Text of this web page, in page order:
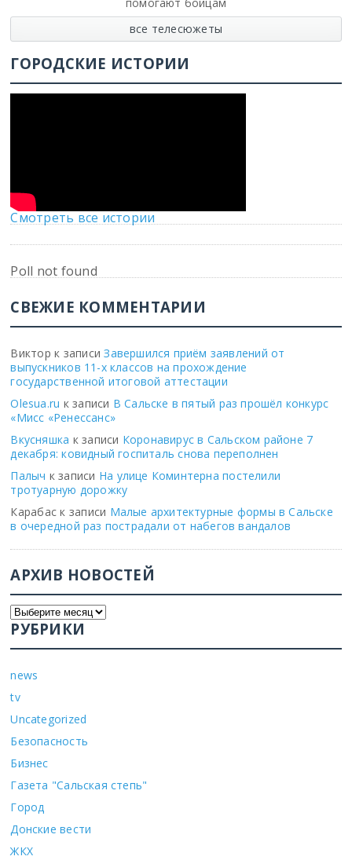
все телесюжеты
ГОРОДСКИЕ ИСТОРИИ
Смотреть все истории
Poll not found
СВЕЖИЕ КОММЕНТАРИИ
Виктор к записиЗавершился приём заявлений от
выпускников 11-х классов на прохождение
государственной итоговой аттестации
Olesua.ru к записи В Сальске в пятый раз прошёл конкурс
«Мисс «Ренессанс»
Вкусняшка к записи Коронавирус в Сальском районе 7
декабря: ковидный госпиталь снова переполнен
Палыч к записи На улице Коминтерна постелили
тротуарную дорожку
Карабас к записи Малые архитектурные формы в Сальске
в очередной раз пострадали от набегов вандалов
АРХИВ НОВОСТЕЙ
РУБРИКИ
news
tv
Uncategorized
Безопасность
Бизнес
Газета "Сальская степь"
Город
Донские вести
ЖКХ